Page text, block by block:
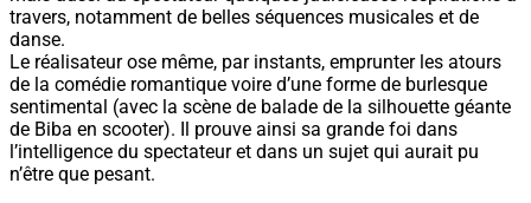
travers, notamment de belles séquences musicales et de
danse.
Le réalisateur ose même, par instants, emprunter les atours
de la comédie romantique voire d’une forme de burlesque
sentimental (avec la scène de balade de la silhouette géante
de Biba en scooter). Il prouve ainsi sa grande foi dans
l’intelligence du spectateur et dans un sujet qui aurait pu
n’être que pesant.